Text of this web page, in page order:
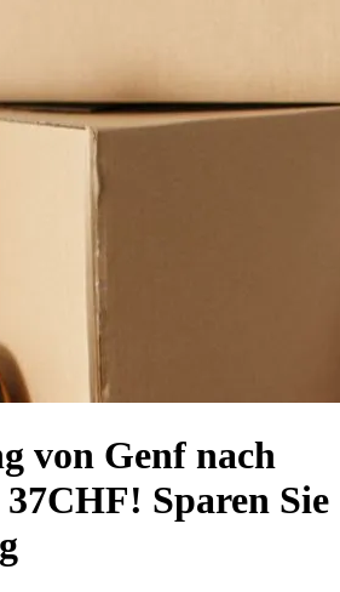
von Genf nach
Sparen Sie